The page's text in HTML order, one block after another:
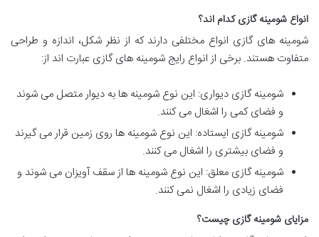
انواع شومینه گازی کدام اند؟
شومینه های گازی انواع مختلفی دارند که از نظر شکل، اندازه و طراحی
متفاوت هستند. برخی از انواع رایج شومینه های گازی عبارت اند از:
شومینه گازی دیواری: این نوع شومینه ها به دیوار متصل می شوند
و فضای کمی را اشغال می کنند.
شومینه گازی ایستاده: این نوع شومینه ها روی زمین قرار می گیرند
و فضای بیشتری را اشغال می کنند.
شومینه گازی معلق: این نوع شومینه ها از سقف آویزان می شوند و
فضای زیادی را اشغال نمی کنند.
مزایای شومینه گازی چیست؟